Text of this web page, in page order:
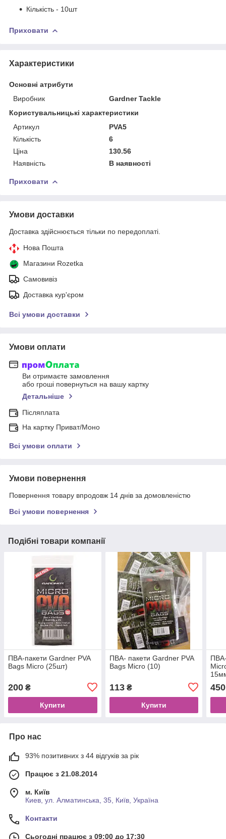
Кількість - 10шт
Приховати
Характеристики
Основні атрибути
Виробник
Gardner Tackle
Користувальницькі характеристики
Артикул
PVA5
Кількість
6
Ціна
130.56
Наявність
В наявності
Приховати
Умови доставки
Доставка здійснюється тільки по передоплаті.
Нова Пошта
Магазини Rozetka
Самовивіз
Доставка кур'єром
Всі умови доставки
Умови оплати
Ви отримаєте замовлення
або гроші повернуться на вашу картку
Детальніше
Післяплата
На картку Приват/Моно
Всі умови оплати
Умови повернення
Повернення товару впродовж 14 днів за домовленістю
Всі умови повернення
Подібні товари компанії
ПВА-пакети Gardner PVA
Bags Micro (25шт)
200 ₴
Купити
ПВА- пакети Gardner PVA
Bags Micro (10)
113₴
Купити
450
Про нас
93% позитивних з 44 відгуків за рік
Працює з 21.08.2014
м. Київ
Киев, ул. Алматинська, 35, Київ, Україна
Контакти
Сьогодні працює з 09:00 до 17:30